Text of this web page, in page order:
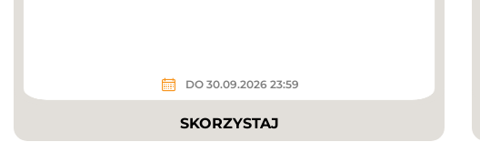
DO 30.09.2026 23:59
SKORZYSTAJ